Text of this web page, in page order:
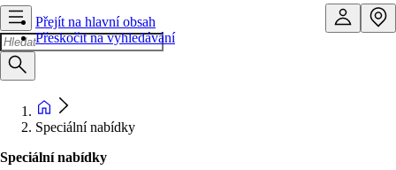
Přejít na hlavní obsah
Přeskočit na vyhledávání
Speciální nabídky
Speciální nabídky